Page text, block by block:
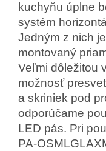
kuchyňu úplne
systém
Jedným z nich
montovaný
Veľmi dôležitou
možnosť
a skriniek pod
odporúčame
LED pás. Pri
PA-